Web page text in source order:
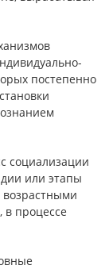
постепенно
социализации
или этапы
возрастными
в процессе